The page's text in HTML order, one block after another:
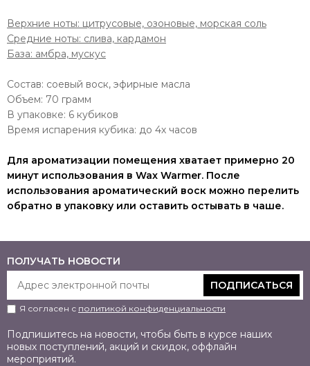
Верхние ноты: цитрусовые, озоновые, морская соль
Средние ноты: слива, кардамон
База: амбра, мускус
Состав: соевый воск, эфирные масла
Объем: 70 грамм
В упаковке: 6 кубиков
Время испарения кубика: до 4х часов
Для ароматизации помещения хватает примерно 20
минут использования в Wax Warmer. После
использования ароматический воск можно перелить
обратно в упаковку или оставить остывать в чаше.
ПОЛУЧАТЬ НОВОСТИ
ПОДПИСАТЬСЯ
Я согласен с политикой конфиденциальности
Подпишитесь на новости, чтобы быть в курсе наших
новых поступлений, акций и скидок, оффлайн
мероприятий.